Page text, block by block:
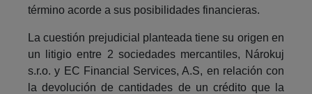
término acorde a sus posibilidades financieras.
La cuestión prejudicial planteada tiene su origen en
un litigio entre 2 sociedades mercantiles, Nárokuj
s.r.o. y EC Financial Services, A.S, en relación con
la devolución de cantidades de un crédito que la